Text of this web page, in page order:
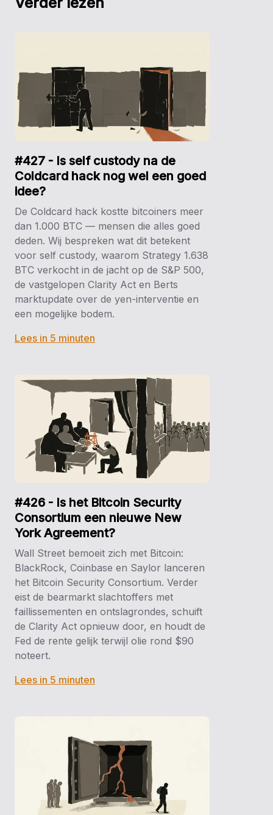
#427 - Is self custody na de
Coldcard hack nog wel een goed
idee?
De Coldcard hack kostte bitcoiners meer
dan 1.000 BTC — mensen die alles goed
deden. Wij bespreken wat dit betekent
voor self custody, waarom Strategy 1.638
BTC verkocht in de jacht op de S&P 500,
de vastgelopen Clarity Act en Berts
marktupdate over de yen-interventie en
een mogelijke bodem.
Lees in 5 minuten
#426 - Is het Bitcoin Security
Consortium een nieuwe New
York Agreement?
Wall Street bemoeit zich met Bitcoin:
BlackRock, Coinbase en Saylor lanceren
het Bitcoin Security Consortium. Verder
eist de bearmarkt slachtoffers met
faillissementen en ontslagrondes, schuift
de Clarity Act opnieuw door, en houdt de
Fed de rente gelijk terwijl olie rond $90
noteert.
Lees in 5 minuten